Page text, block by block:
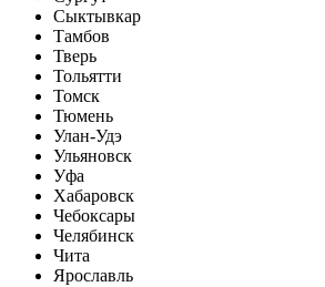
Сыктывкар
Тамбов
Тверь
Тольятти
Томск
Тюмень
Улан-Удэ
Ульяновск
Уфа
Хабаровск
Чебоксары
Челябинск
Чита
Ярославль